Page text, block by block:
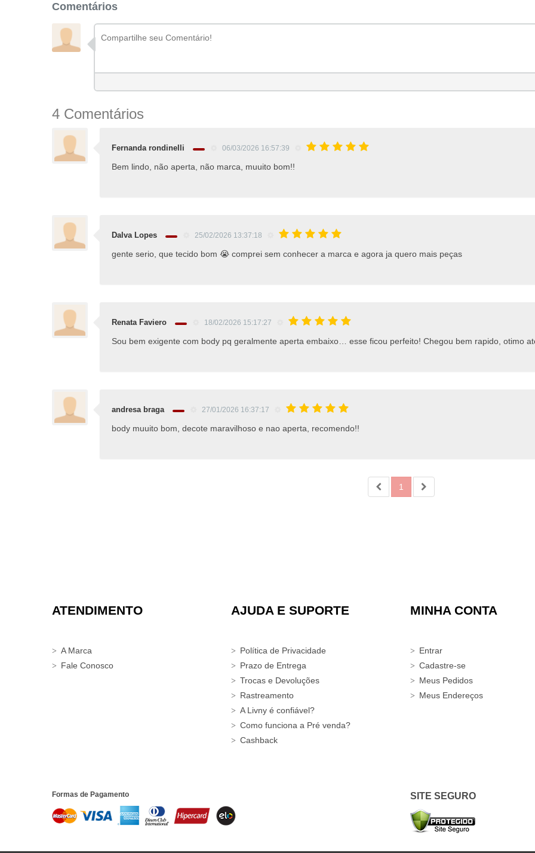
Comentários
4 Comentários
Fernanda rondinelli 06/03/2026 16:57:39
Bem lindo, não aperta, não marca, muuito bom!!
Dalva Lopes 25/02/2026 13:37:18
gente serio, que tecido bom 😭 comprei sem conhecer a marca e agora ja quero mais peças
Renata Faviero 18/02/2026 15:17:27
Sou bem exigente com body pq geralmente aperta embaixo… esse ficou perfeito! Chegou bem rapido, otimo
andresa braga 27/01/2026 16:37:17
body muuito bom, decote maravilhoso e nao aperta, recomendo!!
1
ATENDIMENTO
A Marca
Fale Conosco
AJUDA E SUPORTE
Política de Privacidade
Prazo de Entrega
Trocas e Devoluções
Rastreamento
A Livny é confiável?
Como funciona a Pré venda?
Cashback
MINHA CONTA
Entrar
Cadastre-se
Meus Pedidos
Meus Endereços
Formas de Pagamento SITE SEGURO